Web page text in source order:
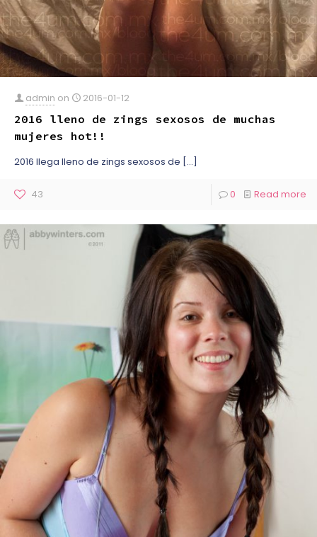
admin on 2016-01-12
2016 lleno de zings sexosos de muchas
mujeres hot!!
2016 llega lleno de zings sexosos de […]
43 0 Read more